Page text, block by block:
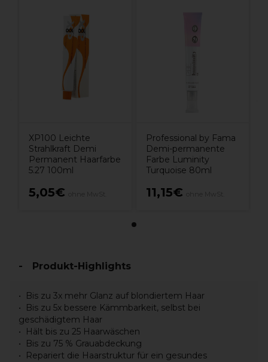
XP100 Leichte
Strahlkraft Demi
Permanent Haarfarbe
5.27 100ml
5,05€
Professional by Fama
Demi-permanente
Farbe Luminity
Turquoise 80ml
11,15€
Produkt-Highlights
Bis zu 3x mehr Glanz auf blondiertem Haar
Bis zu 5x bessere Kämmbarkeit, selbst bei
geschädigtem Haar
Hält bis zu 25 Haarwäschen
Bis zu 75 % Grauabdeckung
Repariert die Haarstruktur für ein gesundes